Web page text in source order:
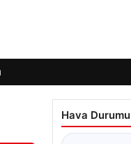
Hava Durumu